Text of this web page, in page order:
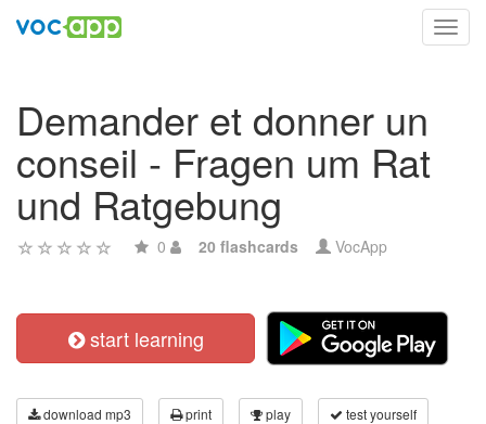
Demander et donner un
conseil - Fragen um Rat
und Ratgebung
0 20 flashcards VocApp
start learning
download mp3 print play test yourself